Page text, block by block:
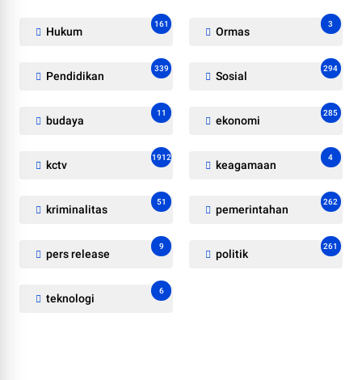
Hukum
161
Ormas
3
Pendidikan
339
Sosial
294
budaya
11
ekonomi
285
kctv
1912
keagamaan
4
kriminalitas
51
pemerintahan
262
pers release
9
politik
261
teknologi
6